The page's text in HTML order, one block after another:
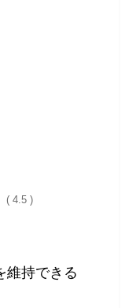
( 4.5 )
維持できる